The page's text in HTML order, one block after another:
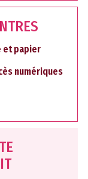
et papier
numériques